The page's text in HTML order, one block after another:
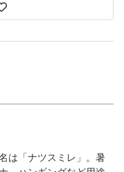
は「ナツスミレ」。暑